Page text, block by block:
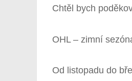
Chtěl bych
OHL – zimní
Od listopadu do